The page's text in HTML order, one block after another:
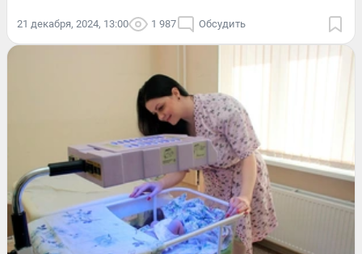
21 декабря, 2024, 13:00 1 987 Обсудить